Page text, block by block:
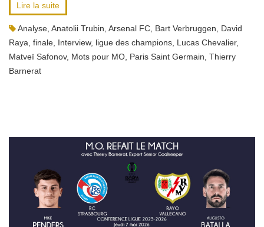
Lire la suite
Analyse Anatolii Trubin Arsenal FC Bart Verbruggen
David
Raya finale Interview, ligue des champions Lucas Chevalier,
Matveï Safonov, Mots pour MO Paris Saint Germain Thierry
Barnerat